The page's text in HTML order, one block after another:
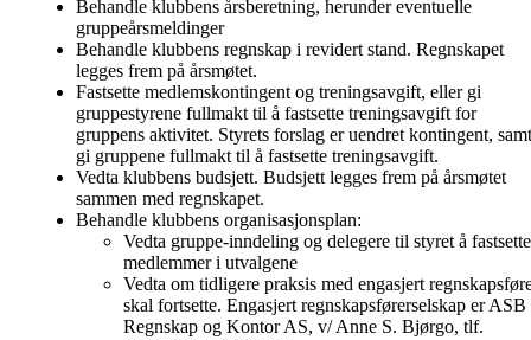
Behandle klubbens årsberetning, herunder eventuelle
gruppeårsmeldinger
Behandle klubbens regnskap i revidert stand. Regnskapet
legges frem på årsmøtet.
Fastsette medlemskontingent og treningsavgift, eller gi
gruppestyrene fullmakt til å fastsette treningsavgift for
gruppens aktivitet. Styrets forslag er uendret kontingent, samt
gi gruppene fullmakt til å fastsette treningsavgift.
Vedta klubbens budsjett. Budsjett legges frem på årsmøtet
sammen med regnskapet.
Behandle klubbens organisasjonsplan:
Vedta gruppe-inndeling og delegere til styret å fastsette
medlemmer i utvalgene
Vedta om tidligere praksis med engasjert
skal fortsette. Engasjert regnskapsførerselskap er ASB
Regnskap og Kontor AS, v/ Anne S. Bjørgo, tlf.